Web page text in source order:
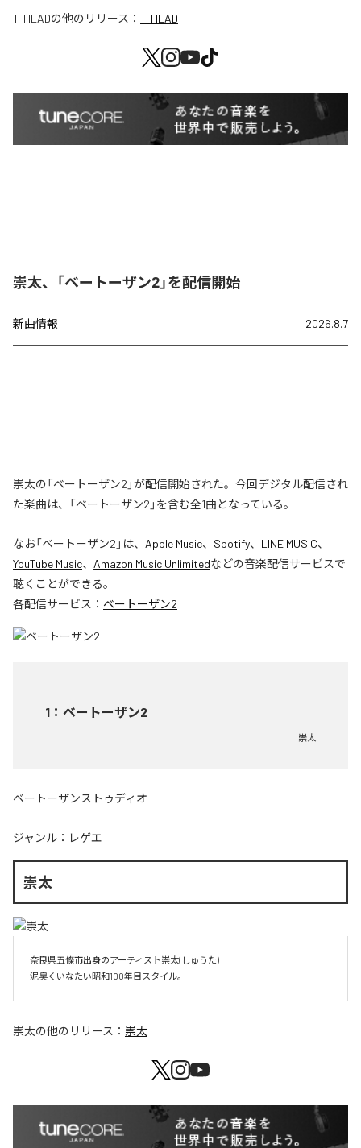
T-HEADの他のリリース： T-HEAD
崇太、「ベートーザン2」を配信開始
新曲情報 2026.8.7
崇太の「ベートーザン2」が配信開始された。今回デジタル配信され
た楽曲は、「ベートーザン2」を含む全1曲となっている。
なお「ベートーザン2 」は、 Apple Music、 Spotify、 LINE MUSIC、
YouTube Music、 Amazon Music Unlimitedなどの音楽配信サービスで
聴くことができる。
各配信サービス： ベートーザン2
1 ： ベートーザン2
崇太
ベートーザンストゥディオ
ジャンル： レゲエ
崇太
奈良県五條市出身のアーティスト崇太(しゅうた)
崇太の他のリリース： 崇太